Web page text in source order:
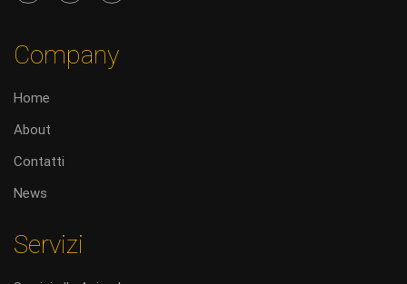
Company
Home
About
Contatti
News
Servizi